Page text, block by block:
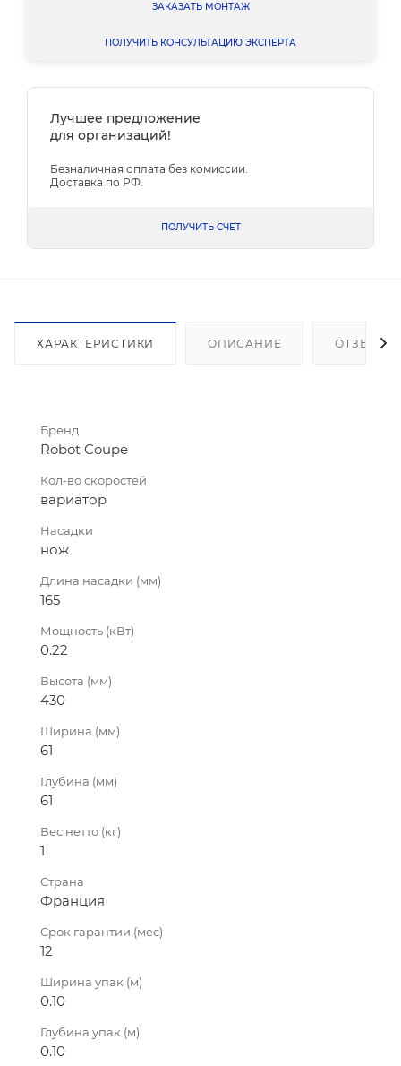
ЗАКАЗАТЬ МОНТАЖ
ПОЛУЧИТЬ КОНСУЛЬТАЦИЮ ЭКСПЕРТА
Лучшее предложение
для организаций!
Безналичная оплата без комиссии.
Доставка по РФ.
ПОЛУЧИТЬ СЧЕТ
ХАРАКТЕРИСТИКИ ОПИСАНИЕ ОТЗЫВЫ
Бренд
Robot Coupe
Кол-во скоростей
вариатор
Насадки
нож
Длина насадки (мм)
165
Мощность (кВт)
0.22
Высота (мм)
430
Ширина (мм)
61
Глубина (мм)
61
Вес нетто (кг)
1
Страна
Франция
Срок гарантии (мес)
12
Ширина упак (м)
0.10
Глубина упак (м)
0.10